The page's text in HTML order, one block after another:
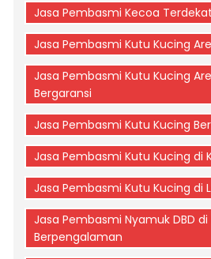
Jasa Pembasmi Kecoa Terdekat
Jasa Pembasmi Kutu Kucing
Jasa Pembasmi Kutu Kucing
Bergaransi
Jasa Pembasmi Kutu Kucing
Jasa Pembasmi Kutu Kucing di
Jasa Pembasmi Kutu Kucing di
Jasa Pembasmi Nyamuk DBD
Berpengalaman